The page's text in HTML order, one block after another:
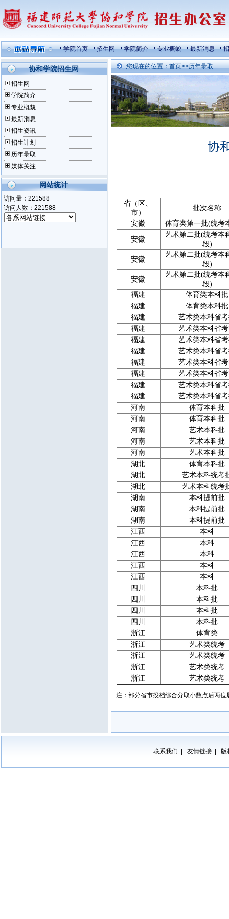
学院首页 招生网 学院简介 专业概貌 最新消息
您现在的位置：首页>>历年录取
协
省（区、
市）
批次名称
安徽
体育类第一批(统考
安徽
艺术第二批(统考本
段)
安徽
艺术第二批(统考本
段)
安徽
艺术第二批(统考本
段)
福建
体育类本科批
福建
体育类本科批
福建
艺术类本科省
福建
艺术类本科省
福建
艺术类本科省
福建
艺术类本科省
福建
艺术类本科省
福建
艺术类本科省
福建
艺术类本科省
福建
艺术类本科省
河南
体育本科批
河南
体育本科批
河南
艺术本科批
河南
艺术本科批
河南
艺术本科批
湖北
体育本科批
湖北
艺术本科统考
湖北
艺术本科统考
湖南
本科提前批
湖南
本科提前批
湖南
本科提前批
江西
本科
江西
本科
江西
本科
江西
本科
江西
本科
四川
本科批
四川
本科批
四川
本科批
四川
本科批
浙江
体育类
浙江
艺术类统考
浙江
艺术类统考
浙江
艺术类统考
浙江
艺术类统考
注：部分省市投档综合分取小数点后两
协和学院招生网
招生网
学院简介
专业概貌
最新消息
招生资讯
招生计划
历年录取
媒体关注
网站统计
访问量：221588
访问人数：221588
联系我们 友情链接 版